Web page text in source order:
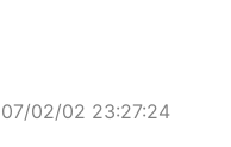
02/02 23:27:24